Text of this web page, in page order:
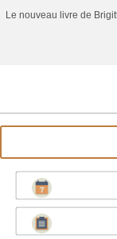
Le nouveau livre de